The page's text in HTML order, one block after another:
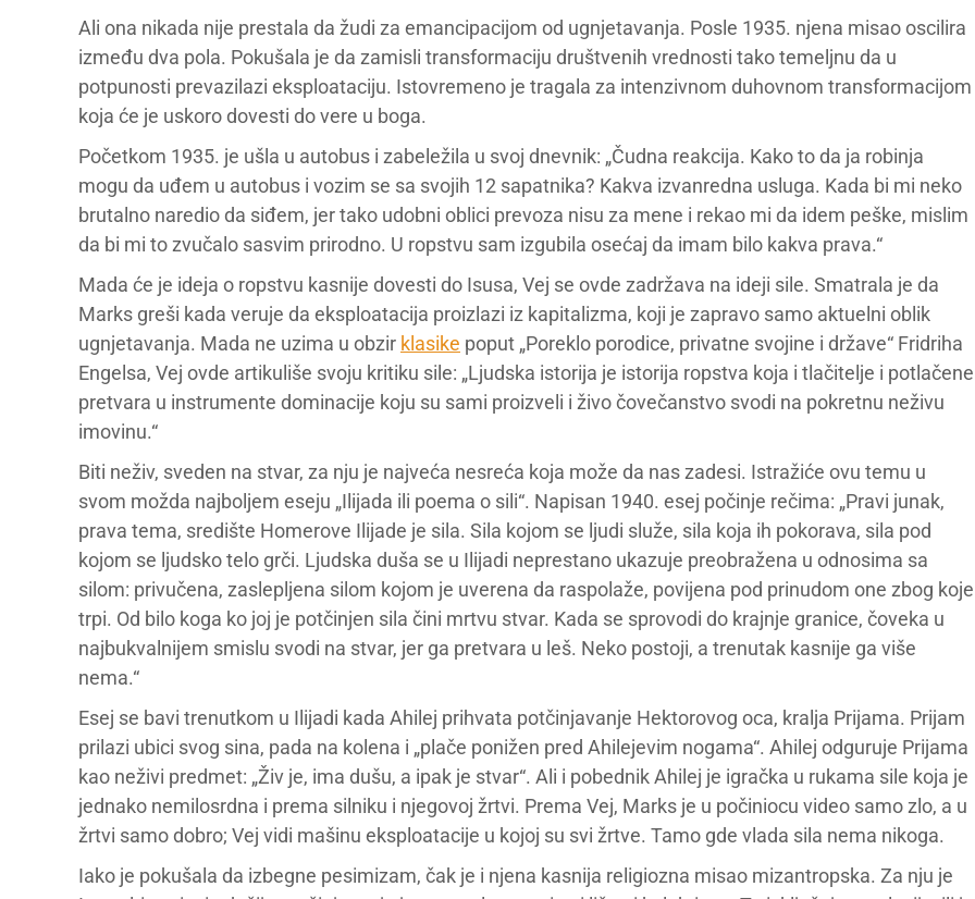
Ali ona nikada nije prestala da žudi za emancipacijom od ugnjetavanja. Posle 1935. njena misao oscilira
između dva pola. Pokušala je da zamisli transformaciju društvenih vrednosti tako temeljnu da u
potpunosti prevazilazi eksploataciju. Istovremeno je tragala za intenzivnom duhovnom transformacijom
koja će je uskoro dovesti do vere u boga.
Početkom 1935. je ušla u autobus i zabeležila u svoj dnevnik: „Čudna reakcija. Kako to da ja robinja
mogu da uđem u autobus i vozim se sa svojih 12 sapatnika? Kakva izvanredna usluga. Kada bi mi neko
brutalno naredio da siđem, jer tako udobni oblici prevoza nisu za mene i rekao mi da idem peške, mislim
da bi mi to zvučalo sasvim prirodno. U ropstvu sam izgubila osećaj da imam bilo kakva prava.“
Mada će je ideja o ropstvu kasnije dovesti do Isusa, Vej se ovde zadržava na ideji sile. Smatrala je da
Marks greši kada veruje da eksploatacija proizlazi iz kapitalizma, koji je zapravo samo aktuelni oblik
ugnjetavanja. Mada ne uzima u obzir klasike poput „Poreklo porodice, privatne svojine i države“ Fridriha
Engelsa, Vej ovde artikuliše svoju kritiku sile: „Ljudska istorija je istorija ropstva koja i tlačitelje i potlačene
pretvara u instrumente dominacije koju su sami proizveli i živo čovečanstvo svodi na pokretnu neživu
imovinu.“
Biti neživ, sveden na stvar, za nju je najveća nesreća koja može da nas zadesi. Istražiće ovu temu u
svom možda najboljem eseju „Ilijada ili poema o sili“. Napisan 1940. esej počinje rečima: „Pravi junak,
prava tema, središte Homerove Ilijade je sila. Sila kojom se ljudi služe, sila koja ih pokorava, sila pod
kojom se ljudsko telo grči. Ljudska duša se u Ilijadi neprestano ukazuje preobražena u odnosima sa
silom: privučena, zaslepljena silom kojom je uverena da raspolaže, povijena pod prinudom one zbog koje
trpi. Od bilo koga ko joj je potčinjen sila čini mrtvu stvar. Kada se sprovodi do krajnje granice, čoveka u
najbukvalnijem smislu svodi na stvar, jer ga pretvara u leš. Neko postoji, a trenutak kasnije ga više
nema.“
Esej se bavi trenutkom u Ilijadi kada Ahilej prihvata potčinjavanje Hektorovog oca, kralja Prijama. Prijam
prilazi ubici svog sina, pada na kolena i „plače ponižen pred Ahilejevim nogama“. Ahilej odguruje Prijama
kao neživi predmet: „Živ je, ima dušu, a ipak je stvar“. Ali i pobednik Ahilej je igračka u rukama sile koja je
jednako nemilosrdna i prema silniku i njegovoj žrtvi. Prema Vej, Marks je u počiniocu video samo zlo, a u
žrtvi samo dobro; Vej vidi mašinu eksploatacije u kojoj su svi žrtve. Tamo gde vlada sila nema nikoga.
Iako je pokušala da izbegne pesimizam, čak je i njena kasnija religiozna misao mizantropska. Za nju je